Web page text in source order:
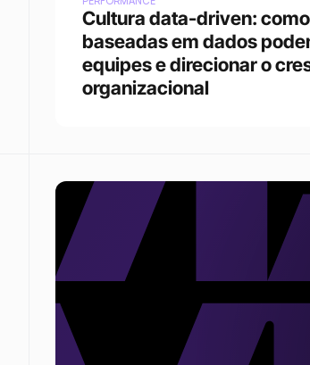
Cultura data-driven:
baseadas em dados
equipes e direcionar o
organizacional